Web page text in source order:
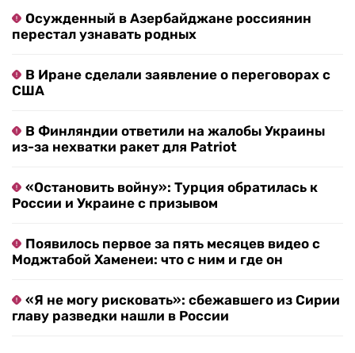
Осужденный в Азербайджане россиянин
перестал узнавать родных
В Иране сделали заявление о переговорах с
США
В Финляндии ответили на жалобы Украины
из-за нехватки ракет для Patriot
«Остановить войну»: Турция обратилась к
России и Украине с призывом
Появилось первое за пять месяцев видео с
Моджтабой Хаменеи: что с ним и где он
«Я не могу рисковать»: сбежавшего из Сирии
главу разведки нашли в России